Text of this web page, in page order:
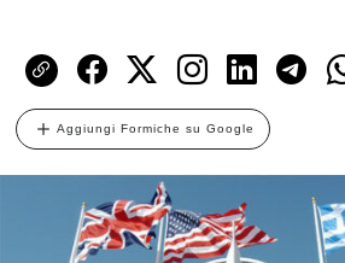
Aggiungi Formiche su Google